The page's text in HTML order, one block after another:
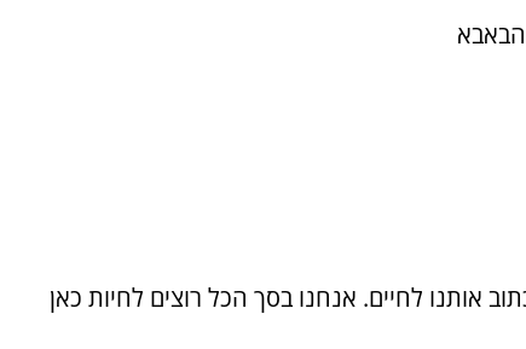
הבאבא
אותנו לחיים. אנחנו בסך הכל רוצים לחיות כאן